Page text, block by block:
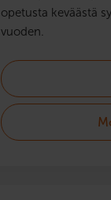
opetusta keväästä
vuoden.